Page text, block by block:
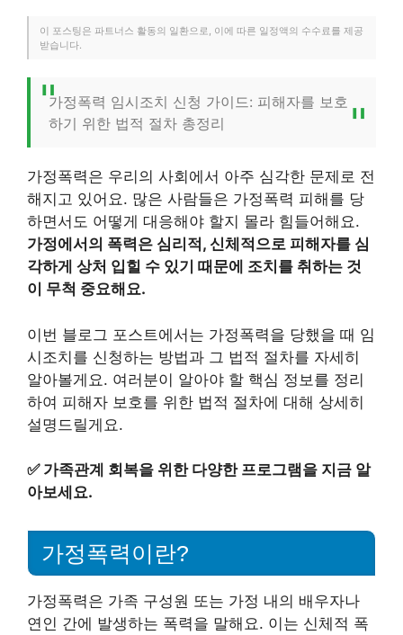
이 포스팅은 파트너스 활동의 일환으로, 이에 따른 일정액의 수수료를 제공
받습니다.
가정폭력 임시조치 신청 가이드: 피해자를 보호
하기 위한 법적 절차 총정리
가정폭력은 우리의 사회에서 아주 심각한 문제로 전
해지고 있어요. 많은 사람들은 가정폭력 피해를 당
하면서도 어떻게 대응해야 할지 몰라 힘들어해요.
가정에서의 폭력은 심리적, 신체적으로 피해자를 심
각하게 상처 입힐 수 있기 때문에 조치를 취하는 것
이 무척 중요해요.
이번 블로그 포스트에서는 가정폭력을 당했을 때 임
시조치를 신청하는 방법과 그 법적 절차를 자세히
알아볼게요. 여러분이 알아야 할 핵심 정보를 정리
하여 피해자 보호를 위한 법적 절차에 대해 상세히
설명드릴게요.
✅ 가족관계 회복을 위한 다양한 프로그램을 지금 알
아보세요.
가정폭력이란?
가정폭력은 가족 구성원 또는 가정 내의 배우자나
연인 간에 발생하는 폭력을 말해요. 이는 신체적 폭